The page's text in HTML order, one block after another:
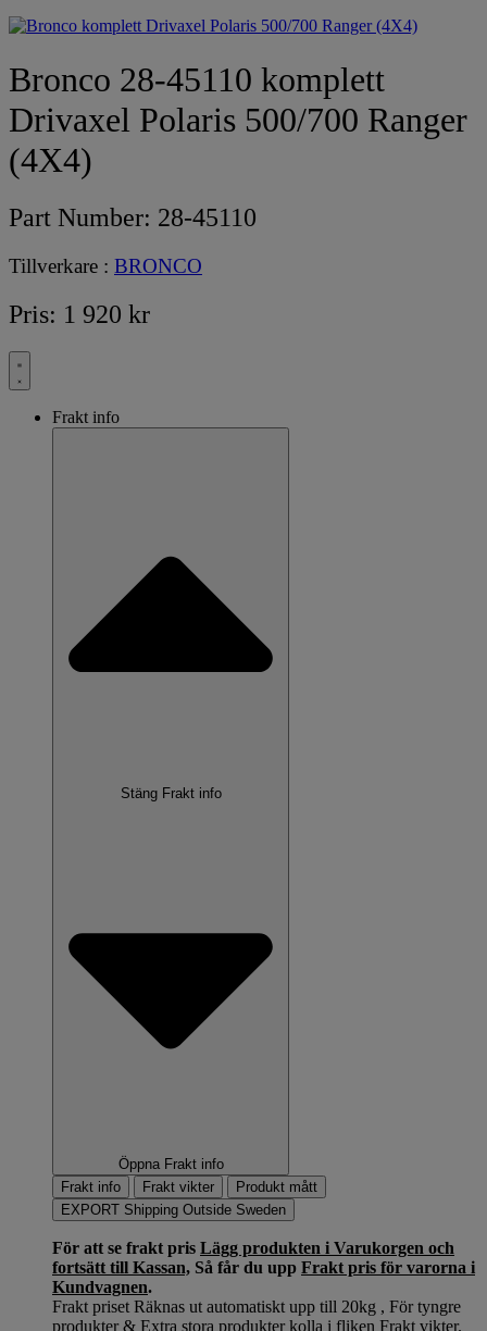
Bronco 28-45110 komplett
Drivaxel Polaris 500/700 Ranger
(4X4)
Part Number: 28-45110
Tillverkare : BRONCO
Pris: 1 920 kr
Frakt info
Stäng Frakt info
Öppna Frakt info
Frakt info
Frakt vikter
Produkt mått
EXPORT Shipping Outside Sweden
För att se frakt pris Lägg produkten i Varukorgen och
fortsätt till Kassan, Så får du upp Frakt pris för varorna i
Kundvagnen.
Frakt priset Räknas ut automatiskt upp till 20kg , För tyngre
produkter & Extra stora produkter kolla i fliken Frakt vikter.